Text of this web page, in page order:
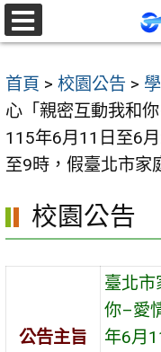
跳
至
要
內
容
區
首頁 > 校園公告 >
心「親密互動我和
115年6月11日至6
至9時，假臺北市家
校園公告
公告主旨
臺北市
你–愛
年6月
選
單